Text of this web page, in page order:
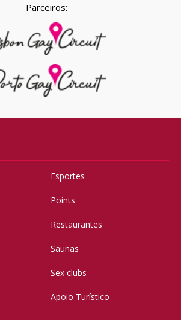
Parceiros:
Esportes
Points
Restaurantes
Saunas
Sex clubs
Apoio Turístico